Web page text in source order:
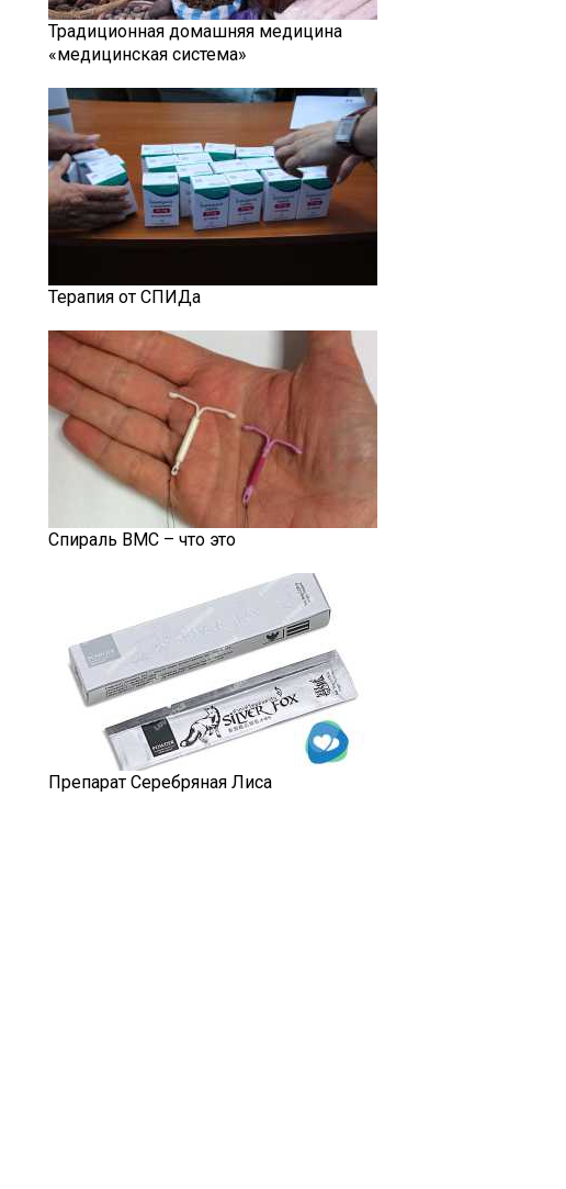
Традиционная домашняя медицина
«медицинская система»
Терапия от СПИДа
Спираль ВМС – что это
Препарат Серебряная Лиса